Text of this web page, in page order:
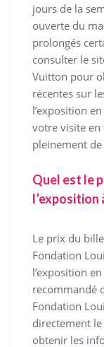
jours de la
ouverte du
prolongés
consulter le
Vuitton pour
récentes sur
l’exposition
votre visite
pleinement
Quel est le
l’exposition
Le prix du
Fondation
l’exposition
recommandé
Fondation
directement
obtenir les